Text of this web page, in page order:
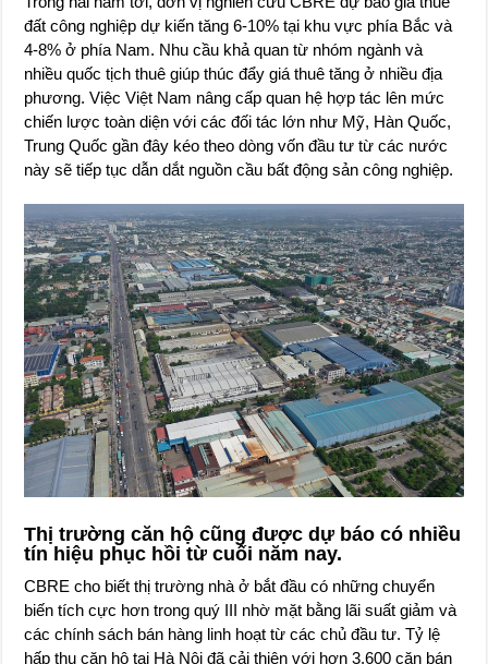
đất công nghiệp dự kiến tăng 6-10% tại khu vực phía Bắc và
4-8% ở phía Nam. Nhu cầu khả quan từ nhóm ngành và
nhiều quốc tịch thuê giúp thúc đẩy giá thuê tăng ở nhiều địa
phương. Việc Việt Nam nâng cấp quan hệ hợp tác lên mức
chiến lược toàn diện với các đối tác lớn như Mỹ, Hàn Quốc,
Trung Quốc gần đây kéo theo dòng vốn đầu tư từ các nước
này sẽ tiếp tục dẫn dắt nguồn cầu bất động sản công nghiệp.
Thị trường căn hộ cũng được dự báo có nhiều
tín hiệu phục hồi từ cuối năm nay.
CBRE cho biết thị trường nhà ở bắt đầu có những chuyển
biến tích cực hơn trong quý III nhờ mặt bằng lãi suất giảm và
các chính sách bán hàng linh hoạt từ các chủ đầu tư. Tỷ lệ
hấp thụ căn hộ tại Hà Nội đã cải thiện với hơn 3.600 căn bán